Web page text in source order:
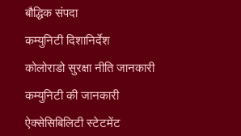
बौद्धिक संपदा
कम्युनिटी दिशानिर्देश
कोलोराडो सुरक्षा नीति जानकारी
कम्युनिटी की जानकारी
ऐक्सेसिबिलिटी स्टेटमेंट